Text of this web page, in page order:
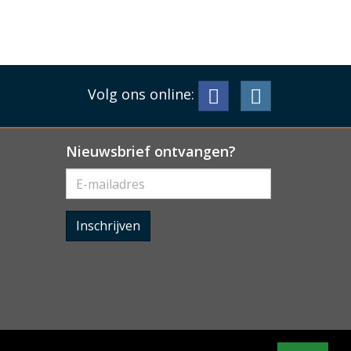
Volg ons online:
Nieuwsbrief ontvangen?
Inschrijven